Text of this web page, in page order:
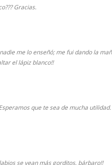
Gracias.
me lo enseñó; me fui dando la
el lápiz blanco!!
que te sea de mucha
se vean más gorditos, bárbaro!!